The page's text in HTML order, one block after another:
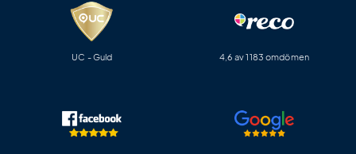
UC - Guld 4,6 av 1183 omdömen